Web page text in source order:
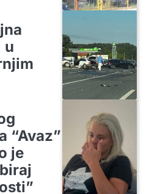
u
“Avaz”
je